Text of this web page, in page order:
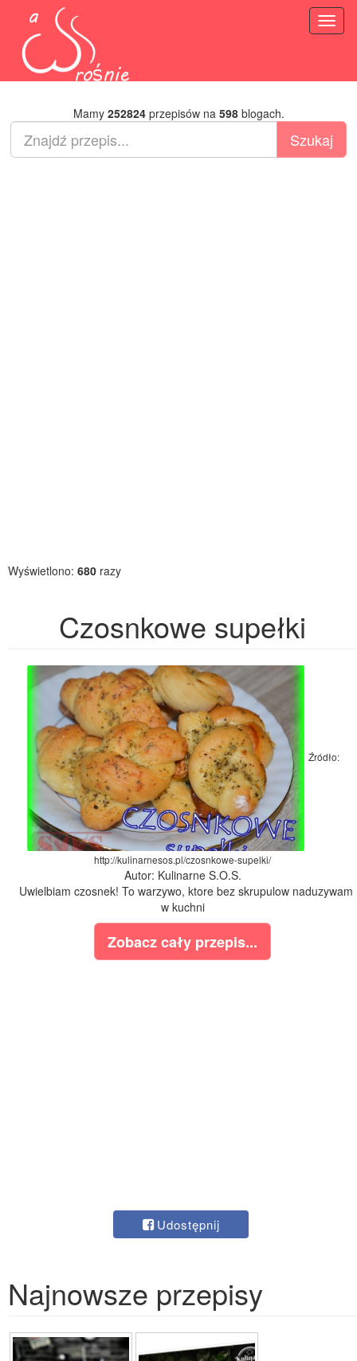
Mamy 252824przepisów na 598blogach.
Wyświetlono: 680 razy
Czosnkowe supełki
Źródło:
http://kulinarnesos.pl/czosnkowe-supelki/
Autor: Kulinarne S.O.S.
Uwielbiam czosnek! To warzywo, ktore bez skrupulow naduzywam
w kuchni
Zobacz cały przepis...
Udostępnij
Najnowsze przepisy